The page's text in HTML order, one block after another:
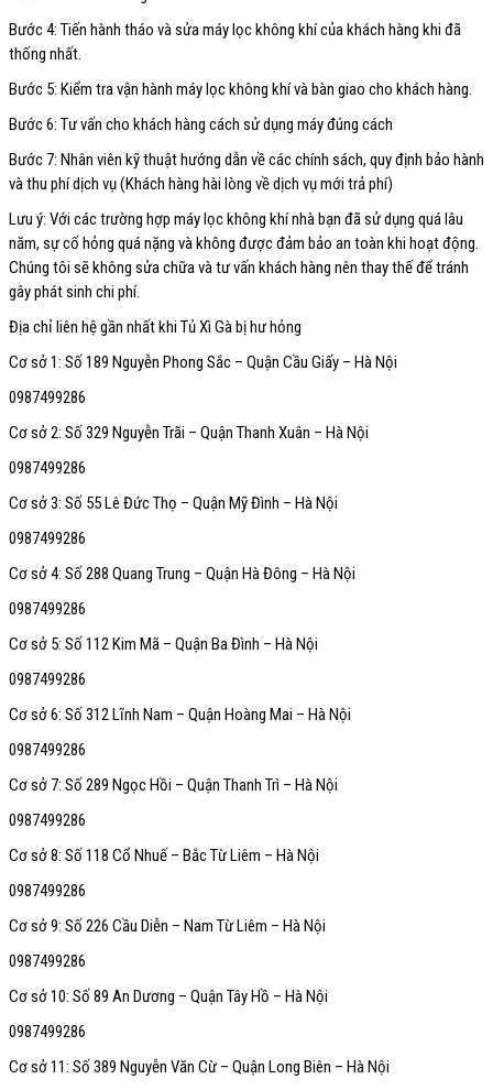
Bước 4: Tiến hành tháo và sửa máy lọc không khí của khách hàng khi đã
thống nhất.
Bước 5: Kiểm tra vận hành máy lọc không khí và bàn giao cho khách hàng.
Bước 6: Tư vấn cho khách hàng cách sử dụng máy đúng cách
Bước 7: Nhân viên kỹ thuật hướng dẫn về các chính sách, quy định bảo hành
và thu phí dịch vụ (Khách hàng hài lòng về dịch vụ mới trả phí)
Lưu ý: Với các trường hợp máy lọc không khí nhà bạn đã sử dụng quá lâu
năm, sự cố hỏng quá nặng và không được đảm bảo an toàn khi hoạt động.
Chúng tôi sẽ không sửa chữa và tư vấn khách hàng nên thay thế để tránh
gây phát sinh chi phí.
Địa chỉ liên hệ gần nhất khi Tủ Xì Gà bị hư hỏng
Cơ sở 1: Số 189 Nguyễn Phong Sắc – Quận Cầu Giấy – Hà Nội
0987499286
Cơ sở 2: Số 329 Nguyễn Trãi – Quận Thanh Xuân – Hà Nội
0987499286
Cơ sở 3: Số 55 Lê Đức Thọ – Quận Mỹ Đình – Hà Nội
0987499286
Cơ sở 4: Số 288 Quang Trung – Quận Hà Đông – Hà Nội
0987499286
Cơ sở 5: Số 112 Kim Mã – Quận Ba Đình – Hà Nội
0987499286
Cơ sở 6: Số 312 Lĩnh Nam – Quận Hoàng Mai – Hà Nội
0987499286
Cơ sở 7: Số 289 Ngọc Hồi – Quận Thanh Trì – Hà Nội
0987499286
Cơ sở 8: Số 118 Cổ Nhuế – Bắc Từ Liêm – Hà Nội
0987499286
Cơ sở 9: Số 226 Cầu Diễn – Nam Từ Liêm – Hà Nội
0987499286
Cơ sở 10: Số 89 An Dương – Quận Tây Hồ – Hà Nội
0987499286
Cơ sở 11: Số 389 Nguyễn Văn Cừ – Quận Long Biên – Hà Nội